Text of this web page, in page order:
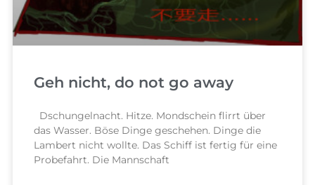
Geh nicht, do not go away
Dschungelnacht. Hitze. Mondschein flirrt über
das Wasser. Böse Dinge geschehen. Dinge die
Lambert nicht wollte. Das Schiff ist fertig für eine
Probefahrt. Die Mannschaft